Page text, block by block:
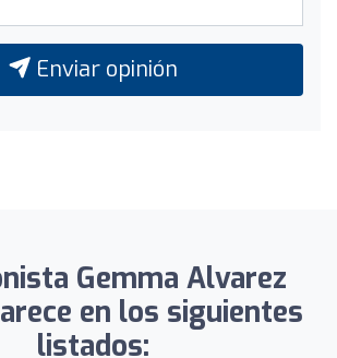
Enviar opinión
Gemma Alvarez
en los siguientes
listados: